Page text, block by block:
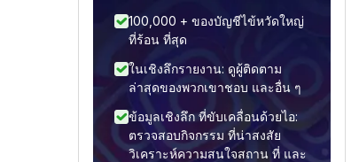
100,000 + ของบัญชีไข้หวัดใหญ่
ที่ร้อน ที่สุด
ในเชิงลึกรายงาน: ดูผู้ติดตาม
ล่าสุดของพวกเขาชอบ และอื่น ๆ
ข้อมูลเชิงลึก ที่ขับเคลื่อนด้วยไอ:
ตรวจสอบกิจกรรม ที่น่าสงสัย
วิเคราะห์ความสนใจสถาน ที่ และ